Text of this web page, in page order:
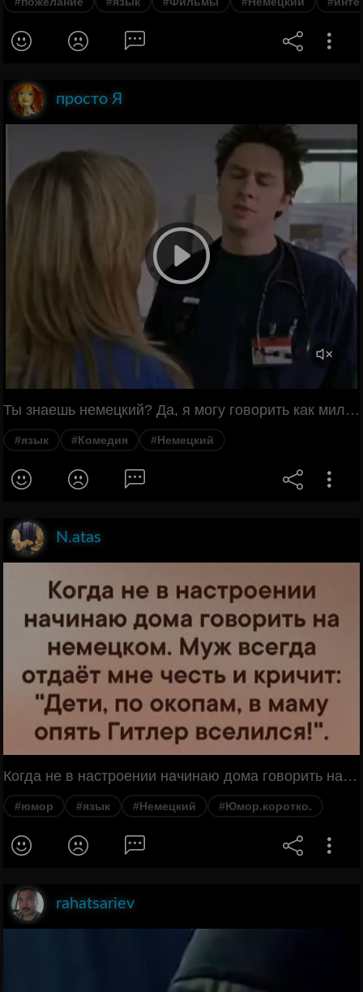
просто Я
Ты знаешь немецкий? Да, я могу говорить как милая молочница. Морген, мэштен ви дикюр мэркен? А могу как злобная старая домработница. Эфтайншнитзе, сонс крейхсту кайнахтис! Какой красивый язык.
#язык #Комедия #Немецкий
N.atas
Когда не в настроении начинаю дома говорить на немецком. Муж всегда отдаёт мне честь и кричит: "Дети, по окопам, в маму опять Гитлер вселился!".
#юмор #язык #Немецкий #Юмор.коротко.
rahatsariev